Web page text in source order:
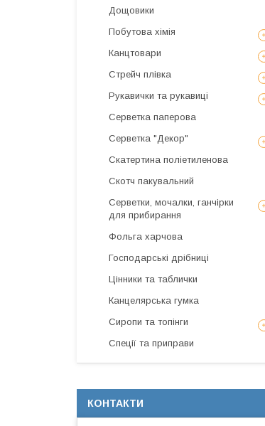
Дощовики
Побутова хімія
Канцтовари
Стрейч плівка
Рукавички та рукавиці
Серветка паперова
Серветка "Декор"
Скатертина поліетиленова
Скотч пакувальний
Серветки, мочалки, ганчірки
для прибирання
Фольга харчова
Господарські дрібниці
Цінники та таблички
Канцелярська гумка
Сиропи та топінги
Спеції та приправи
КОНТАКТИ